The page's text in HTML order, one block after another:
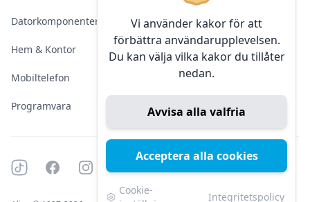
Vi använder kakor för att
förbättra användarupplevelsen.
Du kan välja vilka kakor du tillåter
nedan.
Avvisa alla valfria
Acceptera alla cookies
Cookie-
Integritetspolicy
Datorkomponenter
Hem & Kontor
Mobiltelefon
Programvara
Kameraövervakning
Konferens & Public Display
Sälja elektronik
Tiktok FacebookInstagram